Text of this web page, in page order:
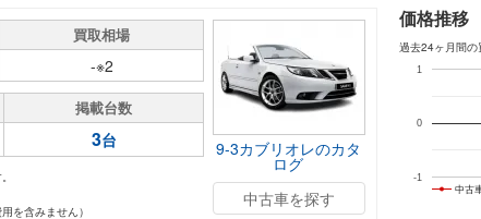
買取相場
-※2
掲載台数
3台
を含みません）
9-3カブリオレのカタ
ログ
中古車を探す
価格推移
過去24ヶ月間の
中古
-1
0
1